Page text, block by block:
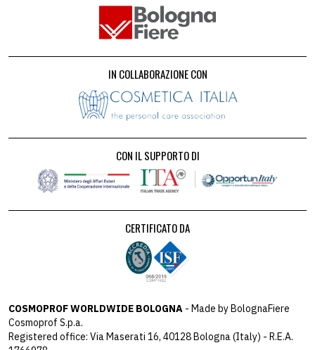
IN COLLABORAZIONE CON
CON IL SUPPORTO DI
CERTIFICATO DA
COSMOPROF WORLDWIDE BOLOGNA - Made by BolognaFiere
Cosmoprof S.p.a.
Registered office: Via Maserati 16, 40128 Bologna (Italy) - R.E.A.